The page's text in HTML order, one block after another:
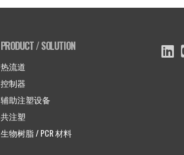
PRODUCT / SOLUTION
热流道
控制器
辅助注塑设备
共注塑
生物树脂 / PCR 材料